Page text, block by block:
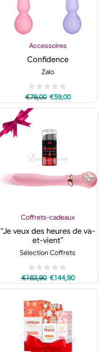
Accessoires
Confidence
Zalo
€79,00 €59,00
Coffrets-cadeaux
“Je veux des heures de va-
et-vient”
Sélection Coffrets
€163,90 €144,90